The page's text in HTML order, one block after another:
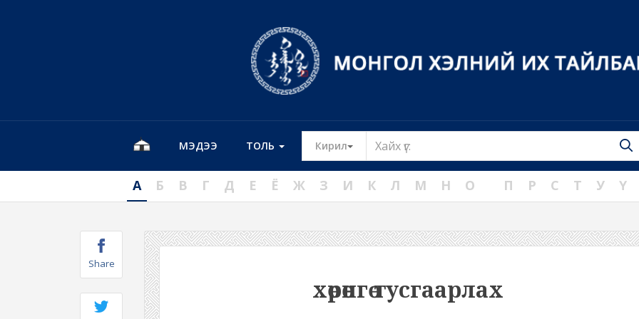
МЭДЭЭ ТОЛЬ Кирил Toggle Dropdown
А Б В Г Д Е Ё Ж З И К Л М Н О П Р С Т У Ү
Share
хөрөнгө тусгаарлах